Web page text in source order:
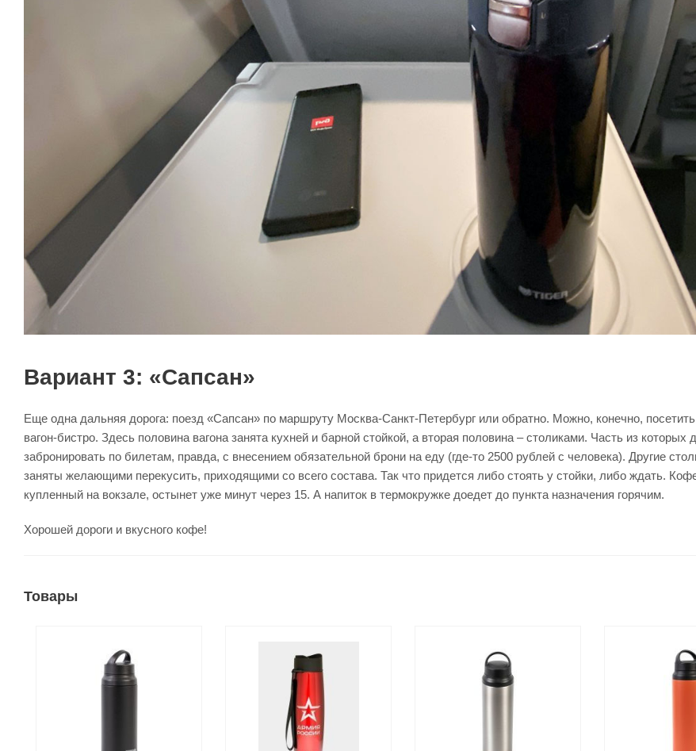
Вариант 3: «Сапсан»
Еще одна дальняя дорога: поезд «Сапсан» по маршруту Москва-Санкт-Петербург или обратно. Можно, конечно,
вагон-бистро. Здесь половина вагона занята кухней и барной стойкой, а вторая половина – столиками. Часть из которых
забронировать по билетам, правда, с внесением обязательной брони на еду (где-то 2500 рублей с человека). Другие
заняты желающими перекусить, приходящими со всего состава. Так что придется либо стоять у стойки, либо ждать.
купленный на вокзале, остынет уже минут через 15. А напиток в термокружке доедет до пункта назначения горячим.
Хорошей дороги и вкусного кофе!
Товары